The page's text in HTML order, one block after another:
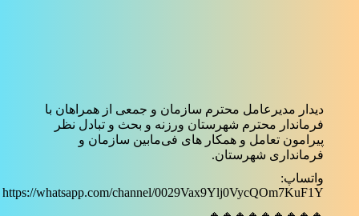
دیدار مدیرعامل محترم سازمان و جمعی از همراهان با
فرماندار محترم شهرستان ورزنه و بحث و تبادل نظر
پیرامون تعامل و همکار های فی‌مابین سازمان و
فرمانداری شهرستان.
واتساپ:
https://whatsapp.com/channel/0029Vax9Ylj0VycQOm7KuF1Y